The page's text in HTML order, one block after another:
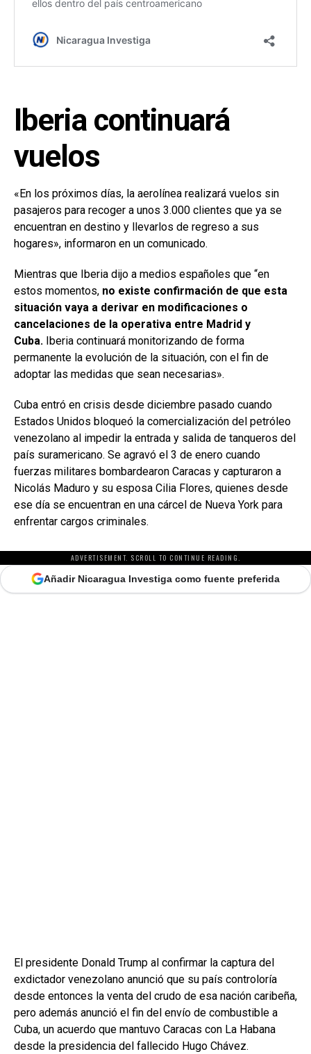
Iberia continuará
vuelos
«En los próximos días, la aerolínea realizará vuelos sin
pasajeros para recoger a unos 3.000 clientes que ya se
encuentran en destino y llevarlos de regreso a sus
hogares», informaron en un comunicado.
Mientras que Iberia dijo a medios españoles que “en
estos momentos, no existe confirmación de que esta
situación vaya a derivar en modificaciones o
cancelaciones de la operativa entre Madrid y
Cuba. Iberia continuará monitorizando de forma
permanente la evolución de la situación, con el fin de
adoptar las medidas que sean necesarias».
Cuba entró en crisis desde diciembre pasado cuando
Estados Unidos bloqueó la comercialización del petróleo
venezolano al impedir la entrada y salida de tanqueros del
país suramericano. Se agravó el 3 de enero cuando
fuerzas militares bombardearon Caracas y capturaron a
Nicolás Maduro y su esposa Cilia Flores, quienes desde
ese día se encuentran en una cárcel de Nueva York para
enfrentar cargos criminales.
ADVERTISEMENT. SCROLL TO CONTINUE READING.
Añadir Nicaragua Investiga como fuente preferida
El presidente Donald Trump al confirmar la captura del
exdictador venezolano anunció que su país controloría
desde entonces la venta del crudo de esa nación caribeña,
pero además anunció el fin del envío de combustible a
Cuba, un acuerdo que mantuvo Caracas con La Habana
desde la presidencia del fallecido Hugo Chávez.